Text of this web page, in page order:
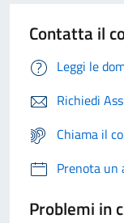
Contatta il
Leggi le
Richiedi
Chiama il
Prenota un
Problemi in